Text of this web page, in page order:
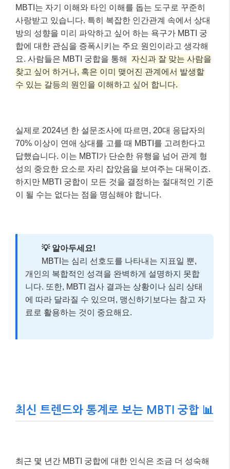
MBTI는 자기 이해와 타인 이해를 돕는 도구로 꾸준히
사랑받고 있습니다. 특히 복잡한 인간관계 속에서 상대
방의 성향을 미리 파악하고 싶어 하는 욕구가 MBTI 궁
합에 대한 관심을 증폭시키는 주요 원인이라고 생각해
요. 사람들은 MBTI 궁합을 통해
자신과 잘 맞는 사람을
찾고 싶어 하거나, 혹은 이미 맺어진 관계에서 발생할
수 있는 갈등의 원인을 이해하고 싶어 합니다.
실제로 2024년 한 설문조사에 따르면, 20대 응답자의
70% 이상이 연애 상대를 고를 때 MBTI를 고려한다고
답했습니다. 이는 MBTI가 단순한 유행을 넘어 관계 형
성의 중요한 요소로 자리 잡았음을 보여주는 대목이죠.
하지만 MBTI 궁합이 모든 것을 결정하는 절대적인 기준
이 될 수는 없다는 점을 명심해야 합니다.
💡 알아두세요!
MBTI는 심리 선호도를 나타내는 지표일 뿐,
개인의 복합적인 성격을 완벽하게 설명하지 못합
니다. 또한, MBTI 검사 결과는 상황이나 심리 상태
에 따라 달라질 수 있으며, 맹신하기보다는 참고 자
료로 활용하는 것이 중요해요.
최신 트렌드와 통계로 보는 MBTI 궁합 📊
최근 몇 년간 MBTI 궁합에 대한 인식은 조금 더 성숙해